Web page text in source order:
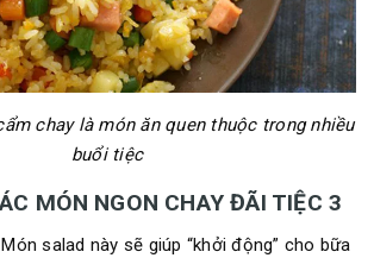
chay là món ăn quen thuộc trong nhiều
buổi tiệc
MÓN NGON CHAY ĐÃI TIỆC 3
salad này sẽ giúp “khởi động” cho bữa